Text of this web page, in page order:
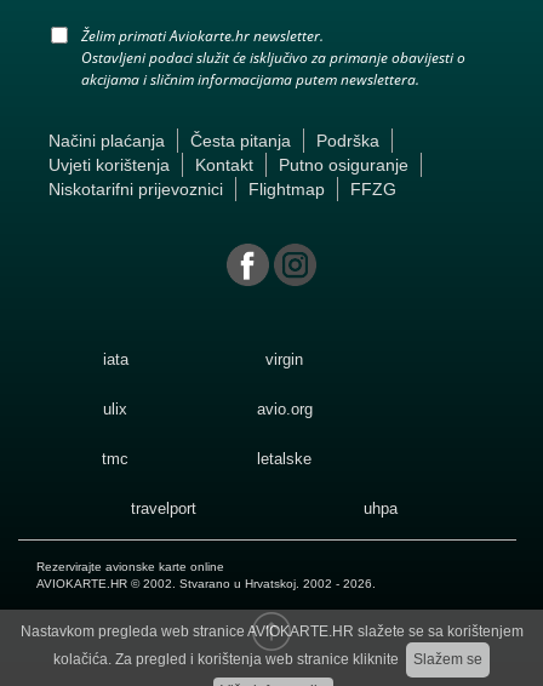
Želim primati Aviokarte.hr newsletter.
Ostavljeni podaci služit će isključivo za primanje obavijesti o
akcijama i sličnim informacijama putem newslettera.
Načini plaćanja Česta pitanja
Podrška
Uvjeti korištenja
Kontakt
Putno osiguranje
Niskotarifni prijevoznici
Flightmap FFZG
iata virgin
ulix avio.org
tmc letalske
travelport uhpa
Rezervirajte avionske karte online
AVIOKARTE.HR © 2002. Stvarano u Hrvatskoj. 2002 - 2026.
Nastavkom pregleda web stranice AVIOKARTE.HR slažete se sa korištenjem
kolačića. Za pregled i korištenja web stranice kliknite
Slažem se